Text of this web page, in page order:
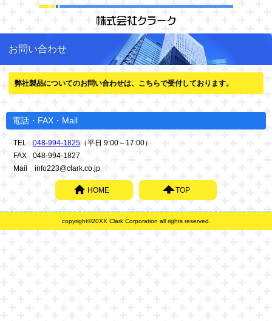
お問い合わせ
弊社製品についてのお問い合わせは、こちらで受付しております。
電話・FAX・Mail
TEL 048-994-1825 （平日 9:00～17:00）
FAX
048-994-1827
Mail info223@clark.co.jp
HOME TOP
copyright©20XX Clark Corporation all rights reserved.